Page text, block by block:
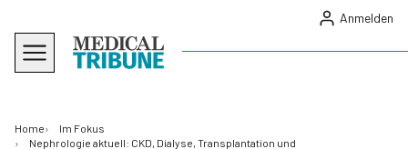
Anmelden
Home
Im Fokus
Nephrologie aktuell: CKD, Dialyse, Transplantation und